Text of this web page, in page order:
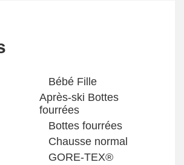
Bébé Fille
Après-ski Bottes
fourrées
Bottes fourrées
Chausse normal
GORE-TEX®